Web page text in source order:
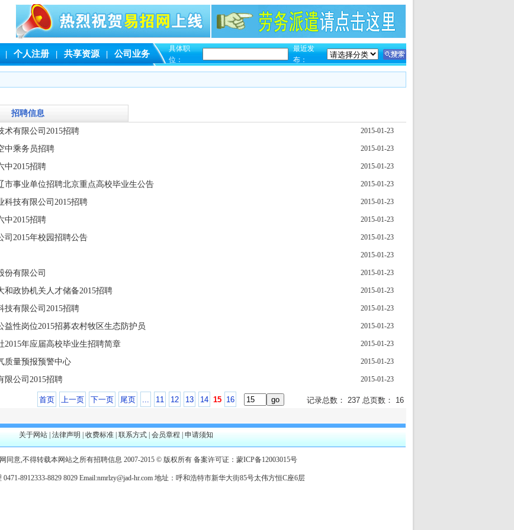
| 个人注册 | 共享资源 | 公司业务
具体职
位：
最近发
布：
招聘信息
术有限公司2015招聘
2015-01-23
中乘务员招聘 2015-01-23
中2015招聘 2015-01-23
市事业单位招聘北京重点高校毕业生公告 2015-01-23
科技有限公司2015招聘 2015-01-23
中2015招聘 2015-01-23
司2015年校园招聘公告 2015-01-23
2015-01-23
份有限公司 2015-01-23
和政协机关人才储备2015招聘 2015-01-23
技有限公司2015招聘 2015-01-23
益性岗位2015招募农村牧区生态防护员 2015-01-23
2015年应届高校毕业生招聘简章 2015-01-23
质量预报预警中心 2015-01-23
限公司2015招聘 2015-01-23
首页 上一页 下一页 尾页 ... 11 12 13 14 15 16 记录总数： 237 总页数： 16
关于网站 法律声明 收费标准 联系方式 会员章程 申请须知
同意,不得转载本网站之所有招聘信息 2007-2015 © 版权所有 备案许可证： 蒙ICP备12003015号
8912333-8829 8029 Email:nmrlzy@jad-hr.com 地址：呼和浩特市新华大街85号太伟方恒C座6层